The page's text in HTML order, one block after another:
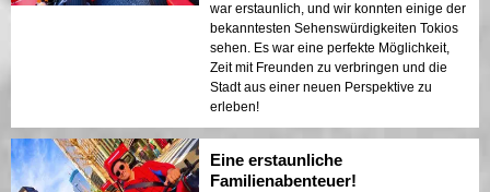
war erstaunlich, und wir konnten einige der
bekanntesten Sehenswürdigkeiten Tokios
sehen. Es war eine perfekte Möglichkeit,
Zeit mit Freunden zu verbringen und die
Stadt aus einer neuen Perspektive zu
erleben!
Eine erstaunliche
Familienabenteuer!